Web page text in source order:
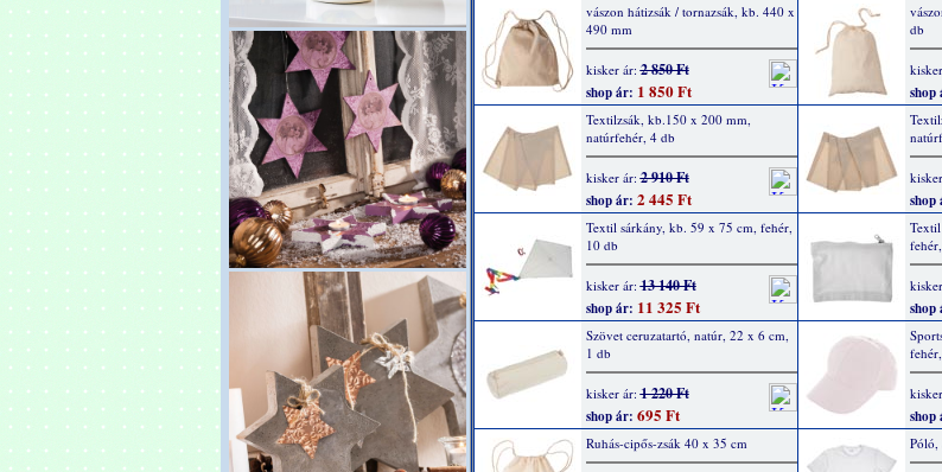
vászon hátizsák / tornazsák, kb. 440 x
490 mm
kisker ár:2 850 Ft
shop ár: 1 850 Ft
db
shop
Textilzsák, kb.150 x 200 mm,
natúrfehér, 4 db
kisker ár:2 910 Ft
shop ár: 2 445 Ft shop
Textil sárkány, kb. 59 x 75 cm, fehér,
10 db
kisker ár:13 140 Ft
shop ár: 11 325 Ft shop
Szövet ceruzatartó, natúr, 22 x 6 cm,
1 db
kisker ár:1 220 Ft
shop ár: 695 Ft shop
Ruhás-cipős-zsák 40 x 35 cm Póló,